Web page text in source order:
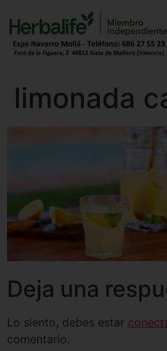
limonada
Deja una
Lo siento, debes estar
comentario.